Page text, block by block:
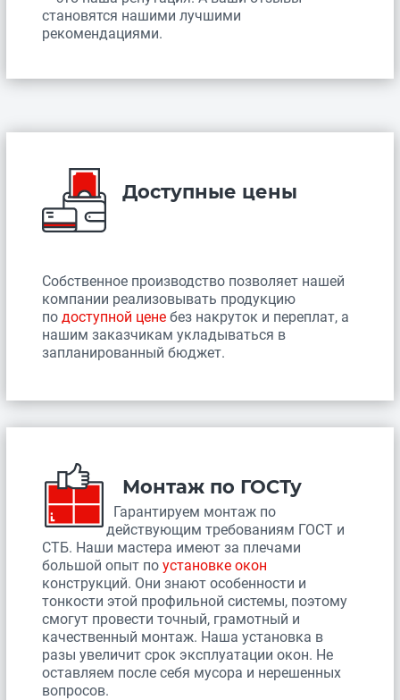
становятся нашими лучшими
рекомендациями.
Доступные цены
Собственное производство позволяет нашей
компании реализовывать продукцию
по доступной ценебез накруток и переплат, а
нашим заказчикам укладываться в
запланированный бюджет.
Монтаж по ГОСТу
Гарантируем монтаж по
действующим требованиям ГОСТ и
СТБ. Наши мастера имеют за плечами
большой опыт по установке окон
конструкций. Они знают особенности и
тонкости этой профильной системы, поэтому
смогут провести точный, грамотный и
качественный монтаж. Наша установка в
разы увеличит срок эксплуатации окон. Не
оставляем после себя мусора и нерешенных
вопросов.